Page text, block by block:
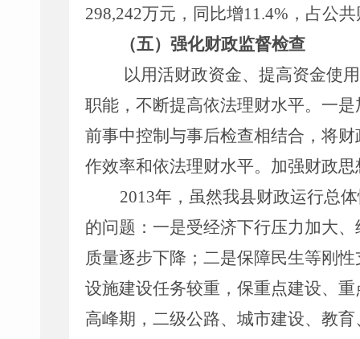
298,242万元，同比增11.4% ， 占公
（五） 强化财政监督检查
以用活财政资金、提高资金使
职能，不断提高依法理财水平。一是
前事中控制 与事后检查相结合 ，将
作效率和依法理财水平。加强财政
2013年 ， 虽然我县财政运行总
的问题：一是受经济下行压力加大
质量逐步下降 ；二是保障民生等刚
设施建设任务较重，保重点建设、
高峰期， 二级公路、城市建设、教